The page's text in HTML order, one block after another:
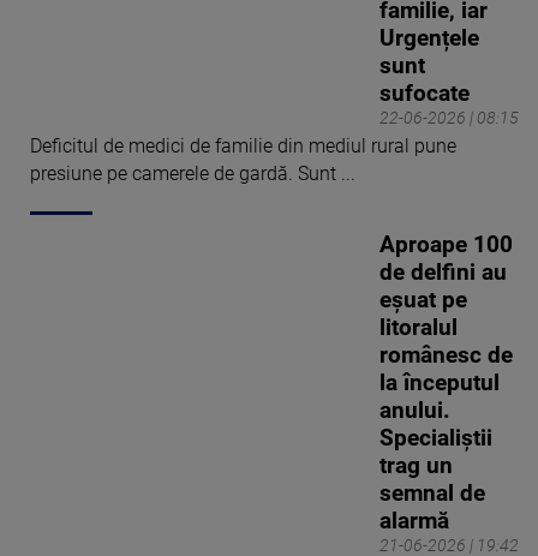
22-06-2026 | 08:15
familie, iar
Urgențele
sunt
sufocate
Deficitul de medici de familie din mediul rural pune
presiune pe camerele de gardă. Sunt ...
21-06-2026 | 19:42
Aproape 100
de delfini au
eșuat pe
litoralul
românesc de
la începutul
anului.
Specialiștii
trag un
semnal de
alarmă